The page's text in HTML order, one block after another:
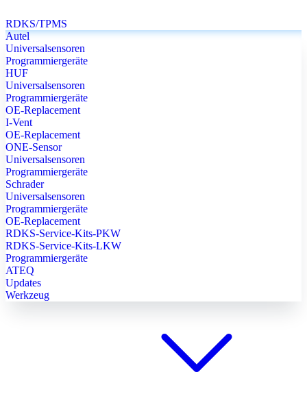
RDKS/TPMS
Autel
Universalsensoren
Programmiergeräte
HUF
Universalsensoren
Programmiergeräte
OE-Replacement
I-Vent
OE-Replacement
ONE-Sensor
Universalsensoren
Programmiergeräte
Schrader
Universalsensoren
Programmiergeräte
OE-Replacement
RDKS-Service-Kits-PKW
RDKS-Service-Kits-LKW
Programmiergeräte
ATEQ
Updates
Werkzeug